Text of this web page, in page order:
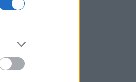
Trade Estates: Απόκτηση του 50% στο
χρωστούν 1 δισ. ευρώ - Πού βρίσκουν
τα χρήματα για «μεταγραφές
αεροδρομίου»